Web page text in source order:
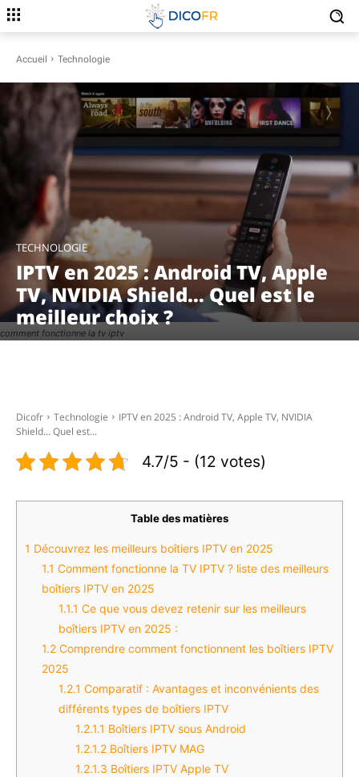
Accueil Technologie
comment fonctionne la tv iptv
TECHNOLOGIE
IPTV en 2025 : Android TV, Apple
TV, NVIDIA Shield… Quel est le
meilleur choix ?
Dicofr Technologie
IPTV en 2025 : Android TV, Apple TV, NVIDIA
Shield… Quel est...
4.7/5 - (12 votes)
Table des matières
1 Découvrez les meilleurs boîtiers IPTV en 2025
1.1 Comment fonctionne la TV IPTV ? liste des meilleurs
boîtiers IPTV en 2025
1.1.1 Ce que vous devez retenir sur les meilleurs
boîtiers IPTV en 2025 :
1.2 Comprendre comment fonctionnent les boîtiers IPTV
2025
1.2.1 Comparatif : Avantages et inconvénients des
différents types de boîtiers IPTV
1.2.1.1 Boîtiers IPTV sous Android
1.2.1.2 Boîtiers IPTV MAG
1.2.1.3 Boîtiers IPTV Apple TV